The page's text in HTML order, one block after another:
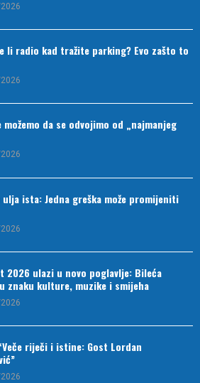
li radio kad tražite parking? Evo zašto to
možemo da se odvojimo od „najmanjeg
ulja ista: Jedna greška može promijeniti
2026 ulazi u novo poglavlje: Bileća
znaku kulture, muzike i smijeha
riječi i istine: Gost Lordan